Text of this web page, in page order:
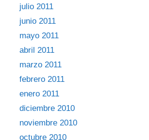
julio 2011
junio 2011
mayo 2011
abril 2011
marzo 2011
febrero 2011
enero 2011
diciembre 2010
noviembre 2010
octubre 2010